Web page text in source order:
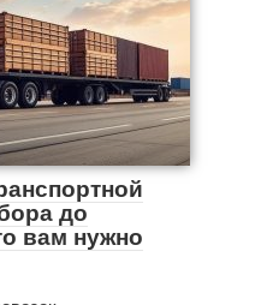
до
вам нужно